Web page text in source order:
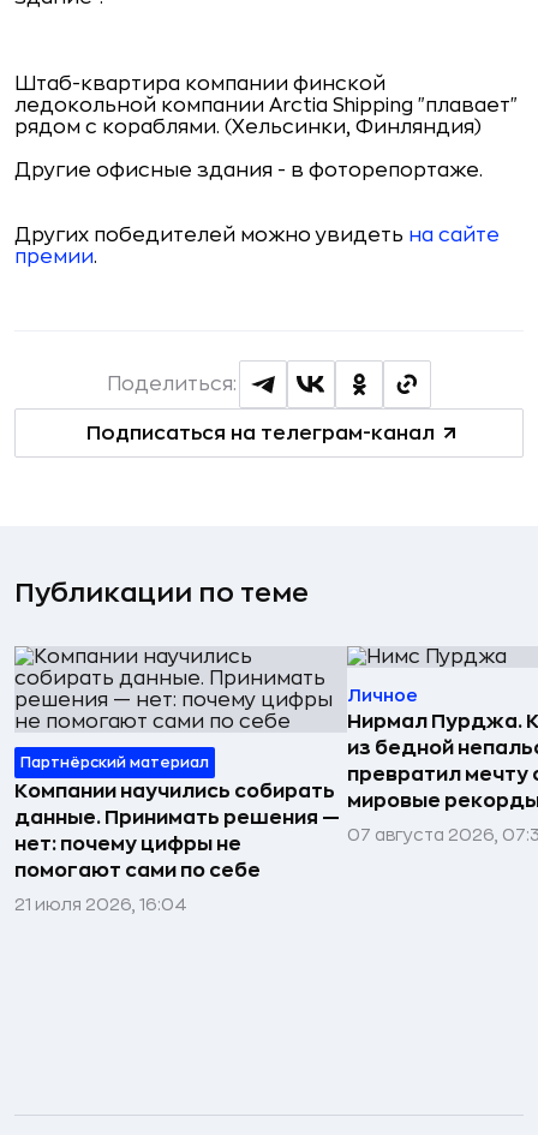
Штаб-квартира компании финской
ледокольной компании Arctia Shipping "плавает"
рядом с кораблями. (Хельсинки, Финляндия)
Другие офисные здания - в фоторепортаже.
Других победителей можно увидеть на сайте
премии.
Подписаться на телеграм-канал
Поделиться:
Публикации по теме
Партнёрский материал
Компании научились собирать
данные. Принимать решения —
нет: почему цифры не
помогают сами по себе
21 июля 2026, 16:04
Личное
Нирмал Пурджа.
из бедной
превратил мечту
мировые рекорды
07 августа 2026,